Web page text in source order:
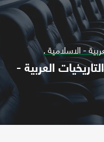
- الاسلامية .
العربية -